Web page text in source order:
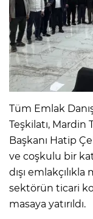
​Tüm Emlak
Teşkilatı, Mardin
Başkanı Hatip
ve coşkulu bir
dışı
sektörün ticari
masaya yatırıldı.